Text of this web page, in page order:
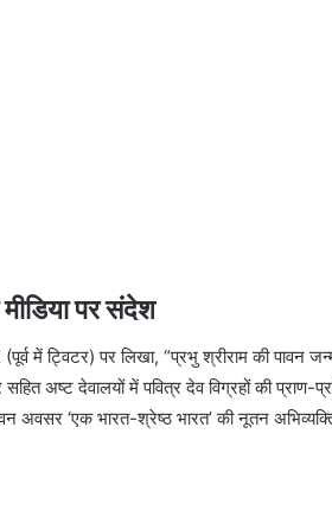
पर संदेश
में ट्विटर) पर लिखा, “प्रभु श्रीराम की पावन
सहित अष्ट देवालयों में पवित्र देव विग्रहों की प्राण-
अवसर ‘एक भारत-श्रेष्ठ भारत’ की नूतन